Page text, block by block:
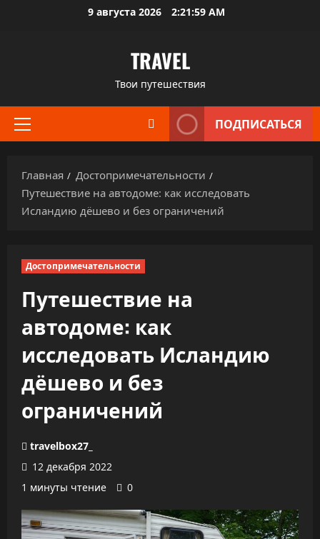
9 августа 2026 2:22:00 AM
TRAVEL
Твои путешествия
Основное
ПОДПИСАТЬСЯ
Главная
Достопримечательности
Путешествие на автодоме: как исследовать
Исландию дёшево и без ограничений
Достопримечательности
Путешествие на
автодоме: как
исследовать Исландию
дёшево и без
ограничений
travelbox27_
12 декабря 2022
1 минуты чтение
0